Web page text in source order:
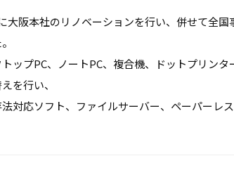
大阪本社のリノベーションを行い、併せて全
ップPC、ノートPC、複合機、ドットプリン
を行い、
対応ソフト、ファイルサーバー、ペーパーレス